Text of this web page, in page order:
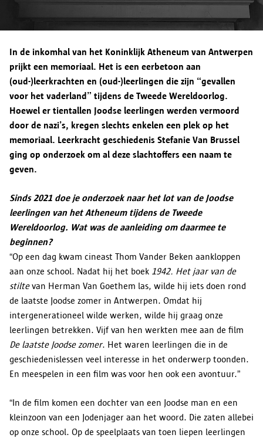
In de inkomhal van het Koninklijk Atheneum van Antwerpen
prijkt een memoriaal. Het is een eerbetoon aan
(oud-)leerkrachten en (oud-)leerlingen die zijn “gevallen
voor het vaderland” tijdens de Tweede Wereldoorlog.
Hoewel er tientallen Joodse leerlingen werden vermoord
door de nazi’s, kregen slechts enkelen een plek op het
memoriaal. Leerkracht geschiedenis Stefanie Van Brussel
ging op onderzoek om al deze slachtoffers een naam te
geven.
Sinds 2021 doe je onderzoek naar het lot van de Joodse
leerlingen van het Atheneum tijdens de Tweede
Wereldoorlog. Wat was de aanleiding om daarmee te
beginnen?
“Op een dag kwam cineast Thom Vander Beken aankloppen
aan onze school. Nadat hij het boek 1942. Het jaar van de
stiltevan Herman Van Goethem las, wilde hij iets doen rond
de laatste Joodse zomer in Antwerpen. Omdat hij
intergenerationeel wilde werken, wilde hij graag onze
leerlingen betrekken. Vijf van hen werkten mee aan de film
De laatste Joodse zomer. Het waren leerlingen die in de
geschiedenislessen veel interesse in het onderwerp toonden.
En meespelen in een film was voor hen ook een avontuur.”
“In de film komen een dochter van een Joodse man en een
kleinzoon van een Jodenjager aan het woord. Die zaten allebei
op onze school. Op de speelplaats van toen liepen leerlingen
Bewaartermijn
bewaard worden, kan je contact opnemen via
bewaartermijn worden je persoonsgegevens door stad
Antwerpen gewist.
Jouw rechten
Drukpersstraat 35
1000 BRUSSEL
Tel. 02/274.48.00
Fax 02/274.48.35
contact@apd-gba.be
Heb je vragen over de verwerking van je persoonsgegevens
zoals omschreven in deze verklaring? Dan kan je onze
functionaris voor de gegevensbescherming contacteren via
informatieveiligheid@antwerpen.be
.
Voorkeuren opslaan